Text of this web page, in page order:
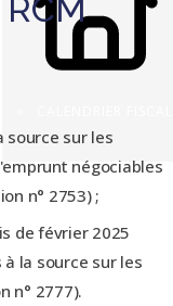
source sur les
négociables
n° 2753) ;
de février 2025
la source sur les
n° 2777).